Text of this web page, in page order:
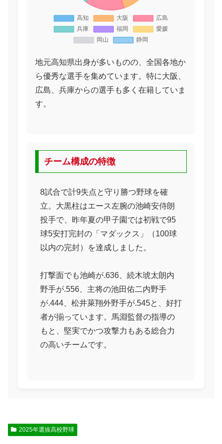
地元高知県出身が多いものの、全国各地か
ら優秀な選手を集めています。特に大阪、
広島、兵庫からの選手も多く在籍していま
す。
チーム構成の特徴
8試合で計9失点と守り勝つ野球を確
立。大黒柱はエース左腕の池崎安侍朗
投手で、昨年夏の甲子園では初戦で95
球5安打完封の「マダックス」（100球
以内の完封）を達成しました。
打撃面でも池崎が.636、続木琥太朗内
野手が.556、主将の池田佑二内野手
が.444、松井萊翔外野手が.545と、好打
者が揃っています。馬淵監督の指導の
もと、堅実でかつ攻撃力もある総合力
の高いチームです。
2025年選抜高校野球